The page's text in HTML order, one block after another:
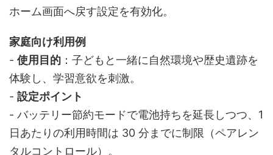
ホーム画面へ戻す設定を有効化。
家庭向け利用例
- 使用目的 ：子どもと一緒に自然環境や歴史遺跡を
体験し、学習意欲を刺激。
- 設定ポイント
- バッテリー節約モードで電池持ちを延長しつつ、1
日あたりの利用時間は 30 分までに制限（ペアレン
タルコントロール）。